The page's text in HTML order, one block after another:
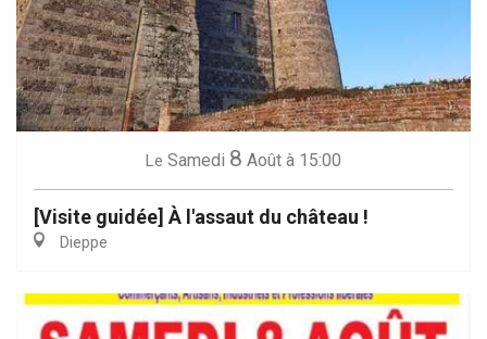
Le Samedi 8 Août à 15:00
[Visite guidée] À l'assaut du château !
Dieppe